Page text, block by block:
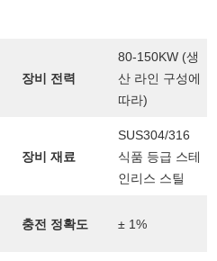
장비 전력
80-150KW (생
산 라인 구성에
따라)
장비 재료
SUS304/316
식품 등급 스테
인리스 스틸
충전 정확도 ± 1%